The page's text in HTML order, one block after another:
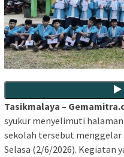
Tasikmalaya –
syukur menyelimuti halaman
sekolah tersebut menggelar
Selasa (2/6/2026). Kegiatan